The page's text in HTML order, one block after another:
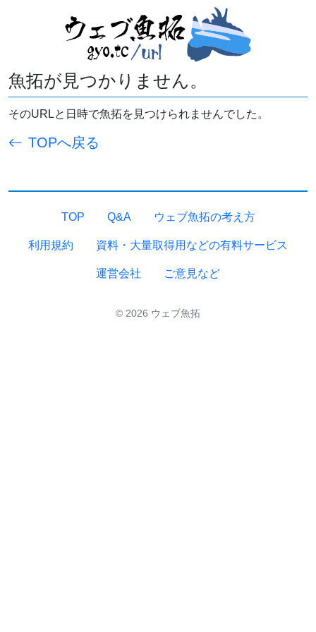
魚拓が見つかりません。
そのURLと日時で魚拓を見つけられませんでした。
TOPへ戻る
TOP Q&A ウェブ魚拓の考え方
利用規約 資料・大量取得用などの有料サービス
運営会社 ご意見など
© 2026 ウェブ魚拓